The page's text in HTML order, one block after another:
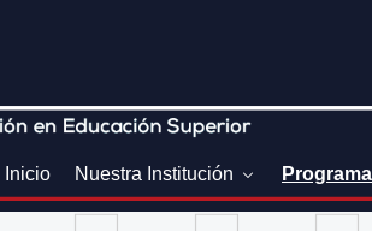
Inicio Nuestra Institución